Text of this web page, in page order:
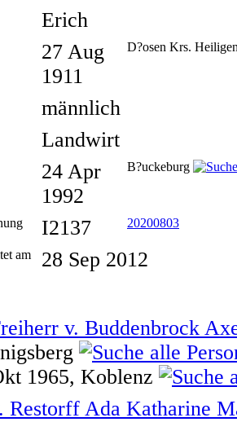
Erich
27 Aug
1911
D?osen Krs.
männlich
Landwirt
24 Apr
1992
B?uckeburg
I2137 20200803
am 28 Sep 2012
v. Buddenbrock
1965, Koblenz
Restorff Ada Katharine